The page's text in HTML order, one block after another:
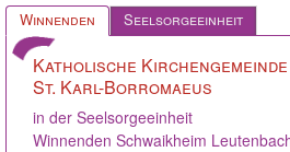
Winnenden Seelsorgeeinheit
Katholische Kirchengemeinde
St. Karl-Borromaeus
in der Seelsorgeeinheit
Winnenden Schwaikheim